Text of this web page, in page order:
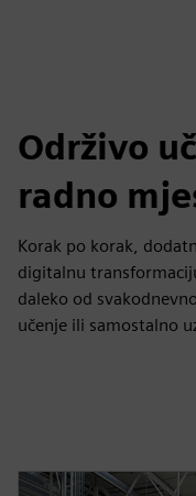
Održivo
radno
Korak po korak,
digitalnu
daleko od
učenje ili samostalno